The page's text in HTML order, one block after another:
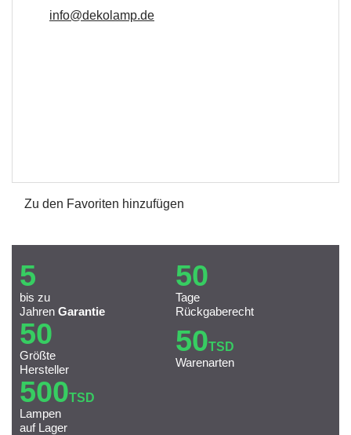
info@dekolamp.de
Zu den Favoriten hinzufügen
5
bis zu
Jahren Garantie
50
Tage
Rückgaberecht
50
Größte
Hersteller
50TSD
Warenarten
500TSD
Lampen
auf Lager